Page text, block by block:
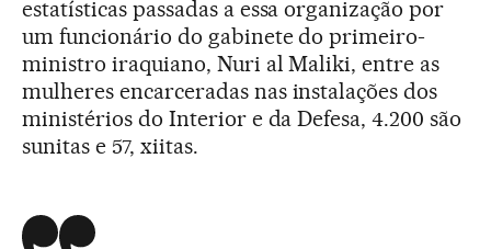
estatísticas passadas a essa organização por
um funcionário do gabinete do primeiro-
ministro iraquiano, Nuri al Maliki, entre as
mulheres encarceradas nas instalações dos
ministérios do Interior e da Defesa, 4.200 são
sunitas e 57, xiitas.